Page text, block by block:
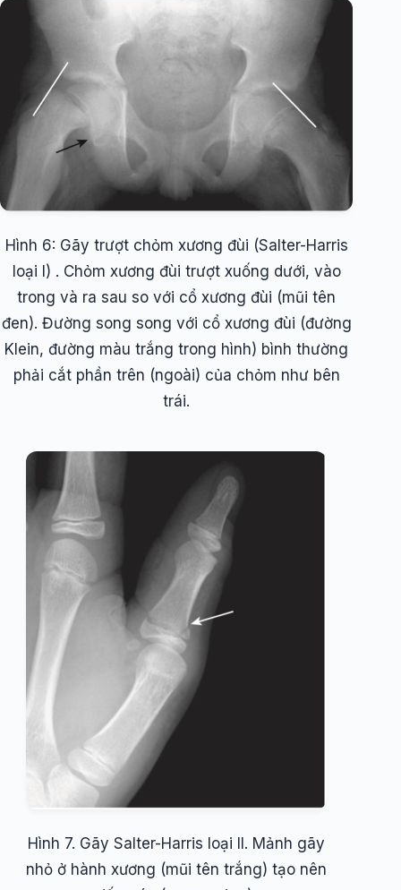
Hình 6: Gãy trượt chỏm xương đùi (Salter-Harris
loại I) . Chỏm xương đùi trượt xuống dưới, vào
trong và ra sau so với cổ xương đùi (mũi tên
đen). Đường song song với cổ xương đùi (đường
Klein, đường màu trắng trong hình) bình thường
phải cắt phần trên (ngoài) của chỏm như bên
trái.
Hình 7. Gãy Salter-Harris loại II. Mảnh gãy
nhỏ ở hành xương (mũi tên trắng) tạo nên